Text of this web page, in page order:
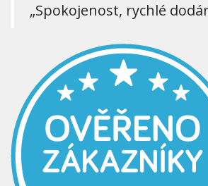
„Spokojenost, rychlé